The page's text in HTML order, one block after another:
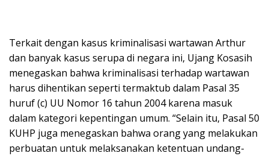
Terkait dengan kasus kriminalisasi wartawan Arthur
dan banyak kasus serupa di negara ini, Ujang Kosasih
menegaskan bahwa kriminalisasi terhadap wartawan
harus dihentikan seperti termaktub dalam Pasal 35
huruf (c) UU Nomor 16 tahun 2004 karena masuk
dalam kategori kepentingan umum. “Selain itu, Pasal 50
KUHP juga menegaskan bahwa orang yang melakukan
perbuatan untuk melaksanakan ketentuan undang-